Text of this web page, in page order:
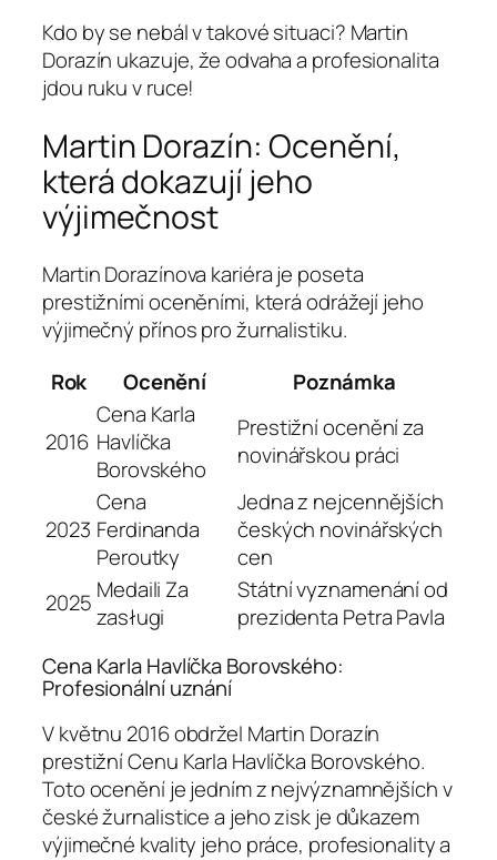
Kdo by se nebál v takové situaci? Martin
Dorazín ukazuje, že odvaha a profesionalita
jdou ruku v ruce!
Martin Dorazín: Ocenění,
která dokazují jeho
výjimečnost
Martin Dorazínova kariéra je poseta
prestižními oceněními, která odrážejí jeho
výjimečný přínos pro žurnalistiku.
Rok
Ocenění Poznámka
2016
Cena Karla
Havlíčka
Borovského
Prestižní ocenění za
novinářskou práci
2023
Cena
Ferdinanda
Peroutky
Jedna z nejcennějších
českých novinářských
cen
2025 Medaili Za
zasługi
Státní vyznamenání od
prezidenta Petra Pavla
Cena Karla Havlíčka Borovského:
Profesionální uznání
V květnu 2016 obdržel Martin Dorazín
prestižní Cenu Karla Havlíčka Borovského.
Toto ocenění je jedním z nejvýznamnějších v
české žurnalistice a jeho zisk je důkazem
výjimečné kvality jeho práce, profesionality a